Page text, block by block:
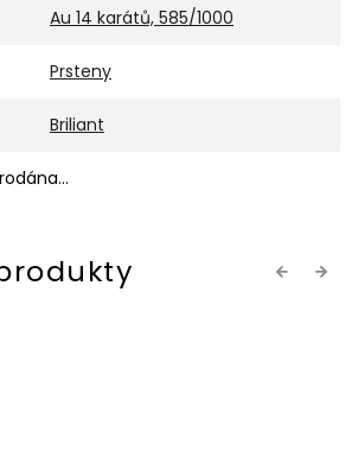
Au 14 karátů, 585/1000
Prsteny
Briliant
Previous
Next